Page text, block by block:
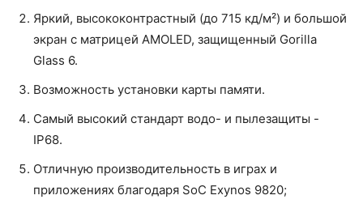
Яркий, высококонтрастный (до 715 кд/м²) и большой
экран с матрицей AMOLED, защищенный Gorilla
Glass 6.
Возможность установки карты памяти.
Самый высокий стандарт водо- и пылезащиты -
IP68.
Отличную производительность в играх и
приложениях благодаря SoC Exynos 9820;